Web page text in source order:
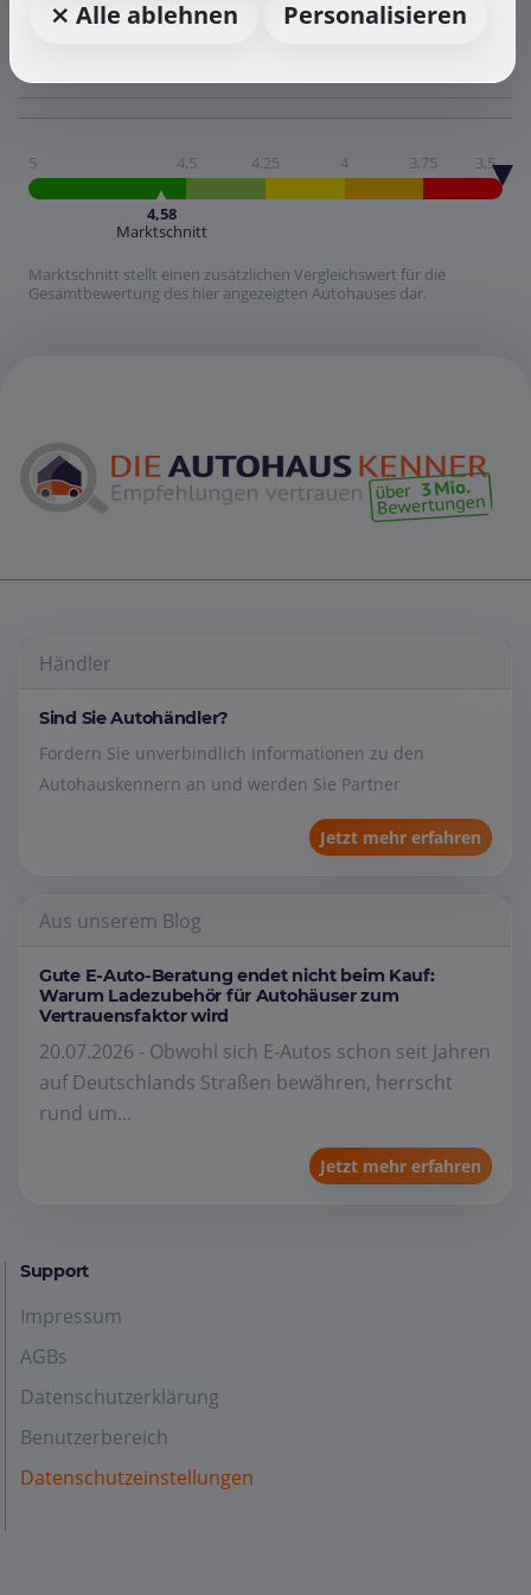
5 4,5 4,25 4 3,75 3,5
4,58
Marktschnitt
Marktschnitt stellt einen zusätzlichen Vergleichswert für die
Gesamtbewertung des hier angezeigten Autohauses dar.
Händler
Sind Sie Autohändler?
Fordern Sie unverbindlich Informationen zu den
Autohauskennern an und werden Sie Partner
Jetzt mehr erfahren
Aus unserem Blog
Gute E-Auto-Beratung endet nicht beim Kauf:
Warum Ladezubehör für Autohäuser zum
Vertrauensfaktor wird
20.07.2026 - Obwohl sich E-Autos schon seit Jahren
auf Deutschlands Straßen bewähren, herrscht
rund um...
Jetzt mehr erfahren
Support
Impressum
AGBs
Datenschutzerklärung
Benutzerbereich
Datenschutzeinstellungen
⨯ Alle ablehnen
Personalisieren